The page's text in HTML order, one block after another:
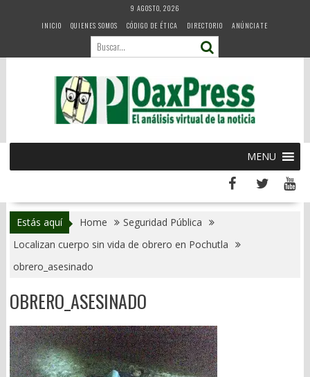
9 AGOSTO, 2026
INICIO
QUIENES SOMOS CÓDIGO DE ÉTICA DIRECTORIO ANÚNCIATE
MENU
Estás aquí Home
Seguridad Pública
Localizan cuerpo sin vida de obrero en Pochutla
obrero_asesinado
OBRERO_ASESINADO